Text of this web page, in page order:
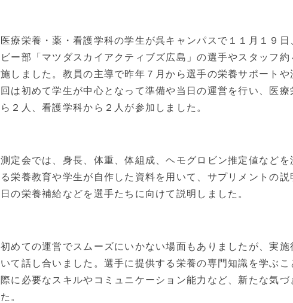
医療栄養・薬・看護学科の学生が呉キャンパスで１１月１９
ビー部「マツダスカイアクティブズ広島」の選手やスタッフ
施しました。教員の主導で昨年７月から選手の栄養サポート
回は初めて学生が中心となって準備や当日の運営を行い、医
ら２人、看護学科から２人が参加しました。
測定会では、身長、体重、体組成、ヘモグロビン推定値など
る栄養教育や学生が自作した資料を用いて、サプリメントの
日の栄養補給などを選手たちに向けて説明しました。
初めての運営でスムーズにいかない場面もありましたが、実
いて話し合いました。選手に提供する栄養の専門知識を学ぶ
際に必要なスキルやコミュニケーション能力など、新たな気
た。